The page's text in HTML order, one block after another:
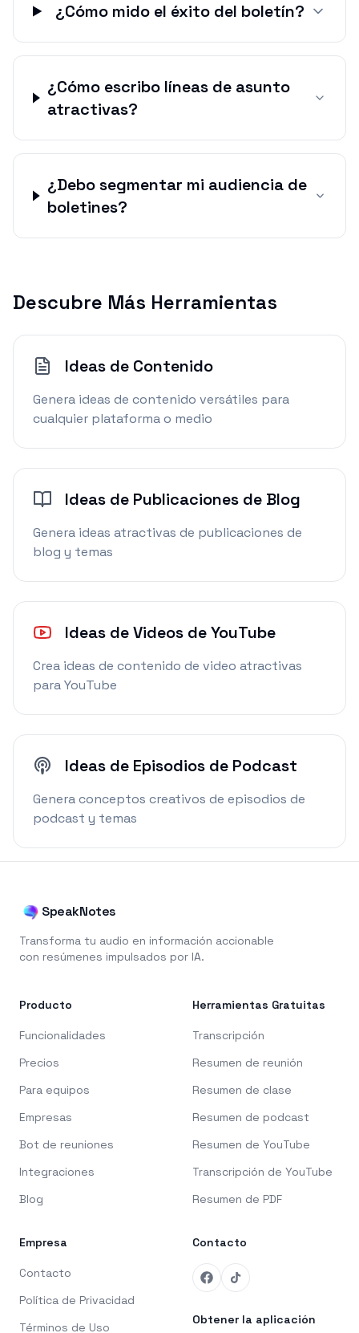
¿Cómo mido el éxito del boletín?
¿Cómo escribo líneas de asunto
atractivas?
¿Debo segmentar mi audiencia de
boletines?
Descubre Más Herramientas
Ideas de Contenido
Genera ideas de contenido versátiles para
cualquier plataforma o medio
Ideas de Publicaciones de Blog
Genera ideas atractivas de publicaciones de
blog y temas
Ideas de Videos de YouTube
Crea ideas de contenido de video atractivas
para YouTube
Ideas de Episodios de Podcast
Genera conceptos creativos de episodios de
podcast y temas
SpeakNotes
Transforma tu audio en información accionable
con resúmenes impulsados por IA.
Producto
Funcionalidades
Precios
Para equipos
Empresas
Bot de reuniones
Integraciones
Blog
Herramientas Gratuitas
Transcripción
Resumen de reunión
Resumen de clase
Resumen de podcast
Resumen de YouTube
Transcripción de YouTube
Resumen de PDF
Empresa
Contacto
Política de Privacidad
Términos de Uso
Contacto
Obtener la aplicación